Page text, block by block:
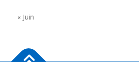
« Juin